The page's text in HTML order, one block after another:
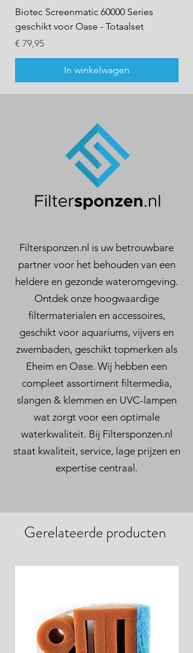
Biotec Screenmatic 60000 Series
geschikt voor Oase - Totaalset
Prijs
€ 79,95
In winkelwagen
OJ
Prijs
€
Filtersponzen.nl is uw betrouwbare
partner voor het behouden van een
heldere en gezonde wateromgeving.
Ontdek onze hoogwaardige
filtermaterialen en accessoires,
geschikt voor aquariums, vijvers en
zwembaden, geschikt topmerken als
Eheim en Oase. Wij hebben een
compleet assortiment filtermedia,
slangen & klemmen en UVC-lampen
wat zorgt voor een optimale
waterkwaliteit. Bij Filtersponzen.nl
staat kwaliteit, service, lage prijzen en
expertise centraal.
Gerelateerde producten